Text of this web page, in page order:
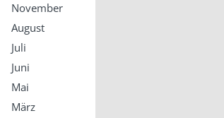
November
August
Juli
Juni
Mai
März